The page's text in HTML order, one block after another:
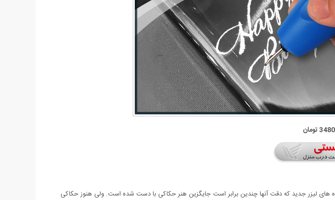
تومان
لیزر جدید که دقت آنها چندین برابر است جایگزین هنر حکاکی با دست شده است. ولی هنوز حکاکی